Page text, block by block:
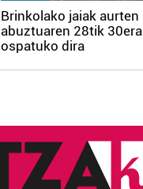
Brinkolako jaiak aurten
abuztuaren 28tik 30era
ospatuko dira